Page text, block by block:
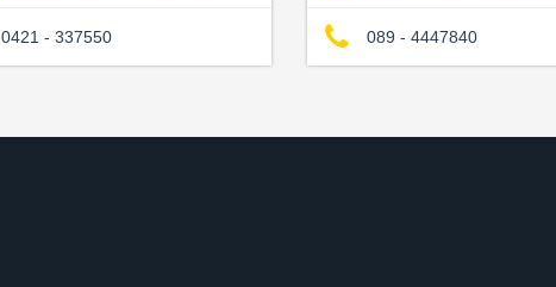
0421 - 337550 089 - 4447840